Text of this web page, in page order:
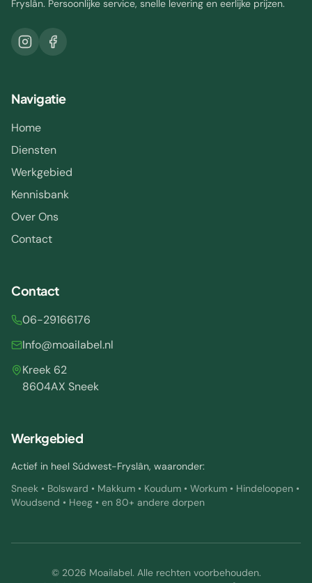
Fryslân. Persoonlijke service, snelle levering en eerlijke prijzen.
Navigatie
Home
Diensten
Werkgebied
Kennisbank
Over Ons
Contact
Contact
06-29166176
Info@moailabel.nl
Kreek 62
8604AX Sneek
Werkgebied
Actief in heel Súdwest-Fryslân, waaronder:
Sneek • Bolsward • Makkum • Koudum • Workum • Hindeloopen •
Woudsend • Heeg • en 80+ andere dorpen
© 2026 Moailabel. Alle rechten voorbehouden.